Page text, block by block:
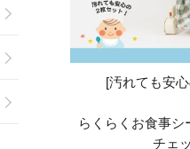
[汚れても安
らくらくお食事
チェ